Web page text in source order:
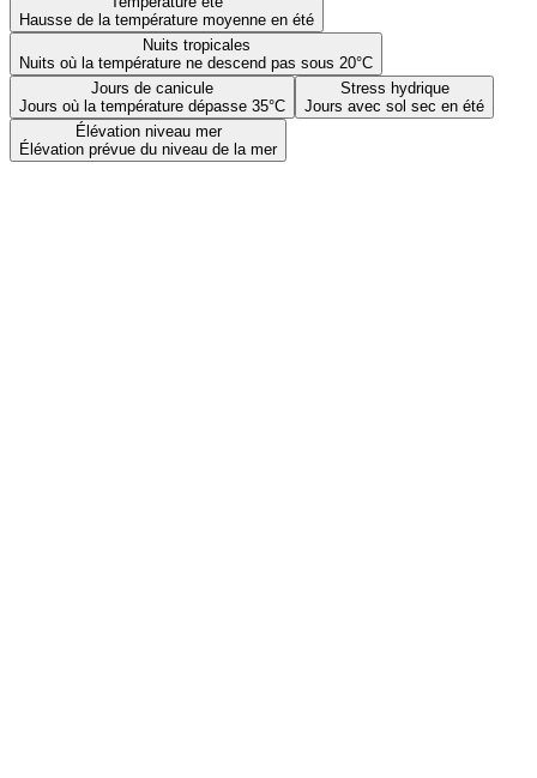
Hausse de la température moyenne en été
Nuits tropicales
Nuits où la température ne descend pas sous 20°C
Jours de canicule
Jours où la température dépasse 35°C
Stress hydrique
Jours avec sol sec en été
Élévation niveau mer
Élévation prévue du niveau de la mer